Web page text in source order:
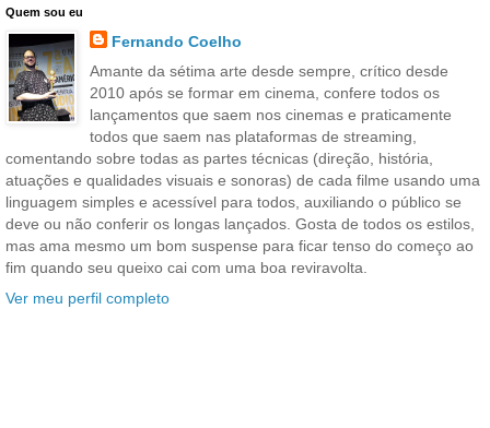
Quem sou eu
Fernando Coelho
Amante da sétima arte desde sempre, crítico desde
2010 após se formar em cinema, confere todos os
lançamentos que saem nos cinemas e praticamente
todos que saem nas plataformas de streaming,
comentando sobre todas as partes técnicas (direção, história,
atuações e qualidades visuais e sonoras) de cada filme usando uma
linguagem simples e acessível para todos, auxiliando o público se
deve ou não conferir os longas lançados. Gosta de todos os estilos,
mas ama mesmo um bom suspense para ficar tenso do começo ao
fim quando seu queixo cai com uma boa reviravolta.
Ver meu perfil completo